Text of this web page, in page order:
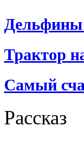
Дельфины
Трактор
Самый
Рассказ